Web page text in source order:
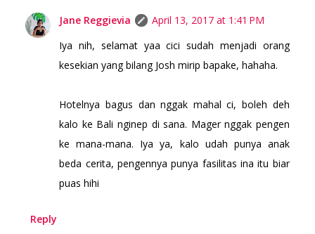
Jane Reggievia
April 13, 2017 at 1:41 PM
Iya nih, selamat yaa cici sudah menjadi orang
kesekian yang bilang Josh mirip bapake, hahaha.
Hotelnya bagus dan nggak mahal ci, boleh deh
kalo ke Bali nginep di sana. Mager nggak pengen
ke mana-mana. Iya ya, kalo udah punya anak
beda cerita, pengennya punya fasilitas ina itu biar
puas hihi
Reply